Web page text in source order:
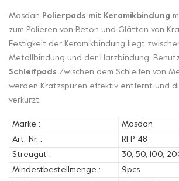
Mosdan Polierpads mit Keramikbindung
zum Polieren von Beton und Glätten von
Festigkeit der Keramikbindung liegt
Metallbindung und der Harzbindung.
Schleifpads Zwischen dem Schleifen von
werden Kratzspuren effektiv entfernt und
verkürzt.
Marke :
Mosdan
Art.-Nr. :
RFP-48
Streugut :
30, 50, 100,
Mindestbestellmenge :
9pcs